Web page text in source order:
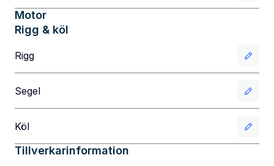
Motor
Rigg & köl
Rigg
Segel
Köl
Tillverkarinformation